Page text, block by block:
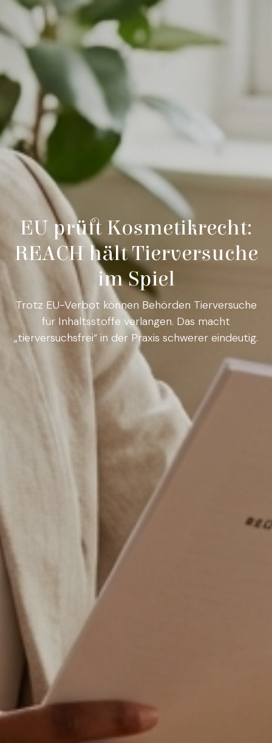
EU prüft Kosmetikrecht:
REACH hält Tierversuche
im Spiel
Trotz EU-Verbot können Behörden Tierversuche
für Inhaltsstoffe verlangen. Das macht
„tierversuchsfrei“ in der Praxis schwerer eindeutig.